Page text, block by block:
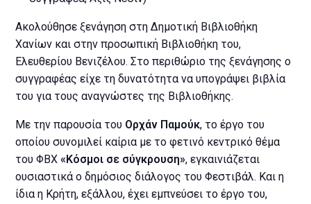
Ακολούθησε ξενάγηση στη Δημοτική Βιβλιοθήκη
Χανίων και στην προσωπική Βιβλιοθήκη του,
Ελευθερίου Βενιζέλου. Στο περιθώριο της ξενάγησης ο
συγγραφέας είχε τη δυνατότητα να υπογράψει βιβλία
του για τους αναγνώστες της Βιβλιοθήκης.
Με την παρουσία του Ορχάν Παμούκ, το έργο του
οποίου συνομιλεί καίρια με το φετινό κεντρικό θέμα
του ΦΒΧ«Κόσμοι σε σύγκρουση», εγκαινιάζεται
ουσιαστικά ο δημόσιος διάλογος του Φεστιβάλ. Και η
ίδια η Κρήτη, εξάλλου, έχει εμπνεύσει το έργο του,